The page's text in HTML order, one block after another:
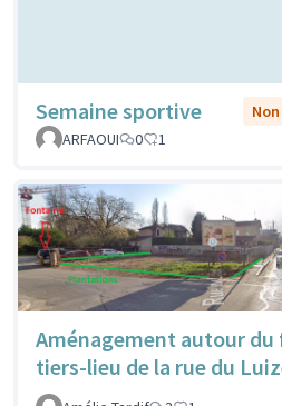
Semaine sportive
ARFAOUI
0 1
Aménagement autour
tiers-lieu de la rue du